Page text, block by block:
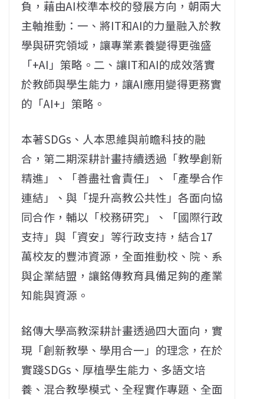
負，藉由AI校準本校的發展方向，朝兩大
主軸推動：一、將IT和AI的力量融入於教
學與研究領域，讓專業素養變得更強盛
「+AI」策略。二、讓IT和AI的成效落實
於教師與學生能力，讓AI應用變得更務實
的「AI+」策略。
本著SDGs、人本思維與前瞻科技的融
合，第二期深耕計畫持續透過「教學創新
精進」、「善盡社會責任」、「產學合作
連結」、與「提升高教公共性」各面向協
同合作，輔以「校務研究」、「國際行政
支持」與「資安」等行政支持，結合17
萬校友的豐沛資源，全面推動校、院、系
與企業結盟，讓銘傳教育具備足夠的產業
知能與資源。
銘傳大學高教深耕計畫透過四大面向，實
現「創新教學、學用合一」的理念，在於
實踐SDGs、厚植學生能力、多語文培
養、混合教學模式、全程實作專題、全面